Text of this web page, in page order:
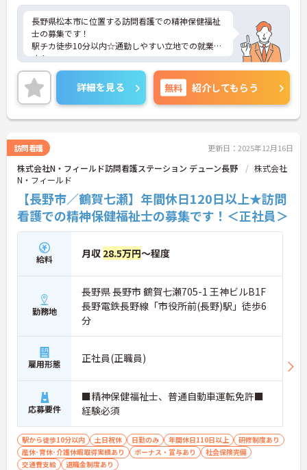
長野県松本市に位置する訪問看護での精神保健福祉
士の募集です！
駅チカ徒歩10分以内☆通勤しやすい立地での就業で
す！
ご興味ある方には、面接対策ポイントなど、さらに
詳細をお話しいたしますのでお気軽にご相談くださ
い。
詳細を見る 無料 紹介してもらう
訪問看護 更新日：2025年12月16日
株式会社N・フィールド訪問看護ステーション デューン長野
株式会社
N・フィールド
【長野市／鶴賀七瀬】年間休日120日以上★訪問
看護での精神保健福祉士の募集です！＜正社員＞
給料 月収 28.5万円～程度
勤務地
長野県 長野市 鶴賀七瀬705-1 王神ビルB1F
長野電鉄長野線「市役所前(長野)駅」徒歩6
分
雇用形態 正社員(正職員)
応募要件
■精神保健福祉士、普通自動車運転免許■
経験必須
駅から徒歩10分以内 土日祝休 日勤のみ 年間休日110日以上
研修制度あり
産休･育休･介護休暇取得実績あり
ボーナス・賞与あり
社会保険完備
交通費支給
退職金制度あり